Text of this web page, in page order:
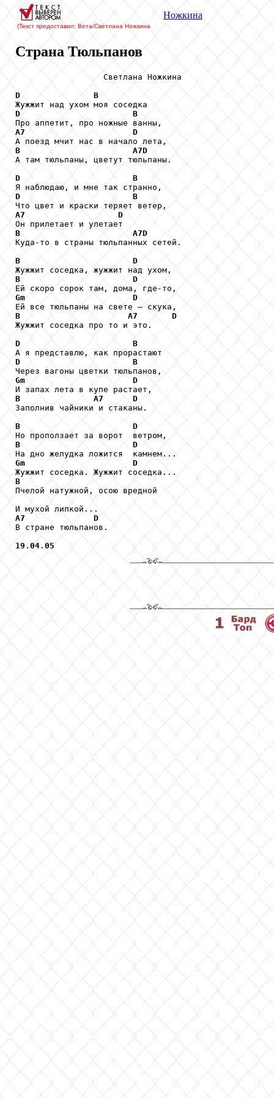
(Текст предоставил: Вета/Светлана Ножкина
Ножкина
Страна Тюльпанов
                  Светлана Ножкина
D
B
D
B
A7
D
B
A7D
А там тюльпаны, цветут тюльпаны.
D
B
D
B
A7
D
B
A7D
Куда-то в страны тюльпанных сетей.
B
D
B
D
Gm
D
B
A7
D
Жужжит соседка про то и это.
D
B
D
B
Gm
D
B
A7
D
Заполнив чайники и стаканы.
B
D
B
D
Gm
D
B
Пчелой натужной, осою вредной
A7
D
В стране тюльпанов.
19 .04 . 05